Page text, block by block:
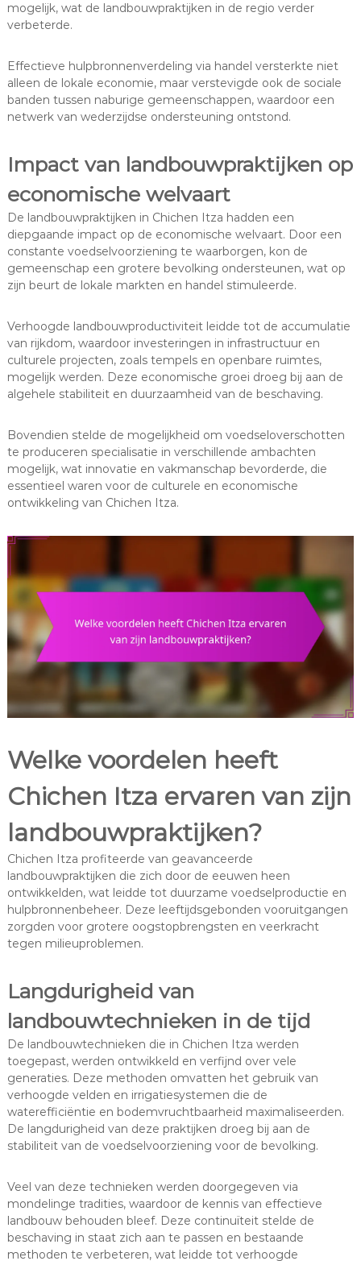
mogelijk, wat de landbouwpraktijken in de regio verder
verbeterde.
Effectieve hulpbronnenverdeling via handel versterkte niet
alleen de lokale economie, maar verstevigde ook de sociale
banden tussen naburige gemeenschappen, waardoor een
netwerk van wederzijdse ondersteuning ontstond.
Impact van landbouwpraktijken op
economische welvaart
De landbouwpraktijken in Chichen Itza hadden een
diepgaande impact op de economische welvaart. Door een
constante voedselvoorziening te waarborgen, kon de
gemeenschap een grotere bevolking ondersteunen, wat op
zijn beurt de lokale markten en handel stimuleerde.
Verhoogde landbouwproductiviteit leidde tot de accumulatie
van rijkdom, waardoor investeringen in infrastructuur en
culturele projecten, zoals tempels en openbare ruimtes,
mogelijk werden. Deze economische groei droeg bij aan de
algehele stabiliteit en duurzaamheid van de beschaving.
Bovendien stelde de mogelijkheid om voedseloverschotten
te produceren specialisatie in verschillende ambachten
mogelijk, wat innovatie en vakmanschap bevorderde, die
essentieel waren voor de culturele en economische
ontwikkeling van Chichen Itza.
Welke voordelen heeft
Chichen Itza ervaren van zijn
landbouwpraktijken?
Chichen Itza profiteerde van geavanceerde
landbouwpraktijken die zich door de eeuwen heen
ontwikkelden, wat leidde tot duurzame voedselproductie en
hulpbronnenbeheer. Deze leeftijdsgebonden vooruitgangen
zorgden voor grotere oogstopbrengsten en veerkracht
tegen milieuproblemen.
Langdurigheid van
landbouwtechnieken in de tijd
De landbouwtechnieken die in Chichen Itza werden
toegepast, werden ontwikkeld en verfijnd over vele
generaties. Deze methoden omvatten het gebruik van
verhoogde velden en irrigatiesystemen die de
waterefficiëntie en bodemvruchtbaarheid maximaliseerden.
De langdurigheid van deze praktijken droeg bij aan de
stabiliteit van de voedselvoorziening voor de bevolking.
Veel van deze technieken werden doorgegeven via
mondelinge tradities, waardoor de kennis van effectieve
landbouw behouden bleef. Deze continuïteit stelde de
beschaving in staat zich aan te passen en bestaande
methoden te verbeteren, wat leidde tot verhoogde